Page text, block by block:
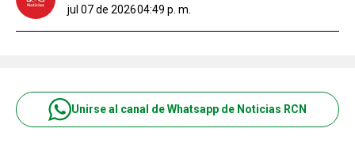
jul 07 de 202604:49 p. m.
Unirse al canal de Whatsapp de Noticias RCN